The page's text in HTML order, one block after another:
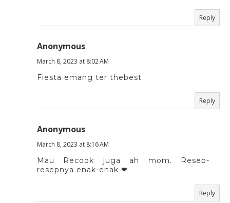
Reply
Anonymous
March 8, 2023 at 8:02 AM
Fiesta emang ter thebest
Reply
Anonymous
March 8, 2023 at 8:16 AM
Mau Recook juga ah mom. Resep-
resepnya enak-enak ❤
Reply